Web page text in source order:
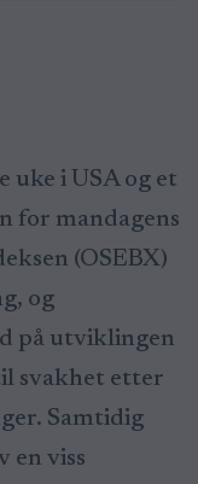
uke i USA og et
for mandagens
(OSEBX)
og
på utviklingen
svakhet etter
Samtidig
en viss